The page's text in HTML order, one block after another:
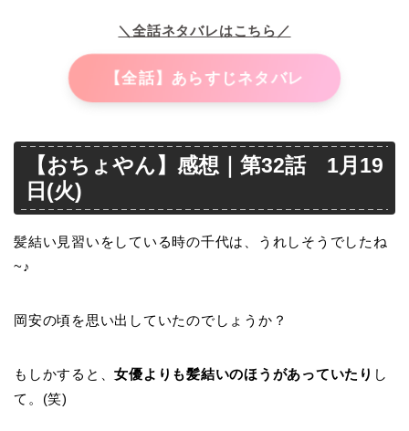
＼全話ネタバレはこちら／
【全話】あらすじネタバレ
【おちょやん】感想｜第32話 1月19
日(火)
髪結い見習いをしている時の千代は、うれしそうでしたね
~♪
岡安の頃を思い出していたのでしょうか？
もしかすると、女優よりも髪結いのほうがあっていたり し
て。(笑)